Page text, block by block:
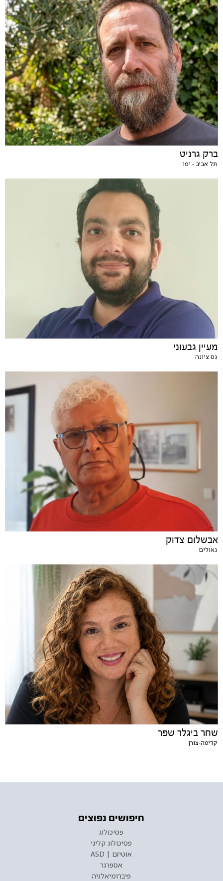
ברק גרניט
תל אביב - יפו
מעיין גבעוני
נס ציונה
אבשלום צדוק
גאולים
שחר ביגלר שפר
קדימה-צורן
חיפושים נפוצים
פסיכולוג
פסיכולוג קליני
אוטיזם | ASD
אספרגר
פיברומיאלגיה